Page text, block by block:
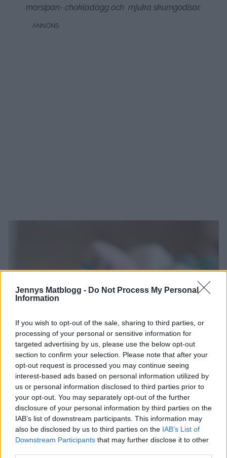
Jennys Matblogg - Do Not Process My Personal
Information
If you wish to opt-out of the sale, sharing to third parties, or
processing of your personal or sensitive information for
targeted advertising by us, please use the below opt-out
section to confirm your selection. Please note that after your
opt-out request is processed you may continue seeing
interest-based ads based on personal information utilized by
us or personal information disclosed to third parties prior to
your opt-out. You may separately opt-out of the further
disclosure of your personal information by third parties on the
IAB’s list of downstream participants. This information may
also be disclosed by us to third parties on the IAB’s List of
Downstream Participants that may further disclose it to other
marsipan- chokladägg och mjuka skumgodisar.